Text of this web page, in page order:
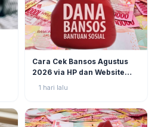
Cara Cek Bansos Agustus
2026 via HP dan Website
1 hari lalu